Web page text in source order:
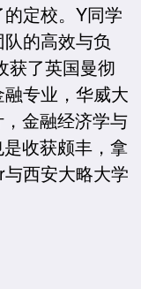
定校。Y同学
的高效与负
获了英国曼彻
专业，华威大
金融经济学与
收获颇丰，拿
西安大略大学